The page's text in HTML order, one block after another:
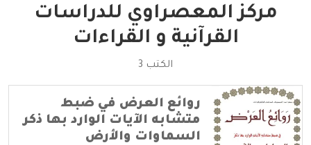
مركز المعصراوي للدراسات
القرآنية و القراءات
الكتب 3
روائع العرض في ضبط
متشابه الآيات الوارد بها ذكر
السماوات والأرض